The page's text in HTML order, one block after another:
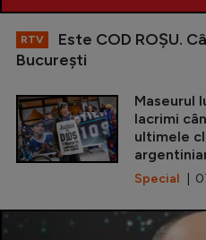
RTV
Este COD ROŞU.
Bucureşti
Maseurul
lacrimi
ultimele
Special |